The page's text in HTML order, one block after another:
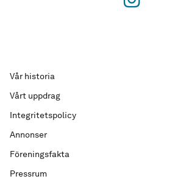
Vår historia
Vårt uppdrag
Integritetspolicy
Annonser
Föreningsfakta
Pressrum